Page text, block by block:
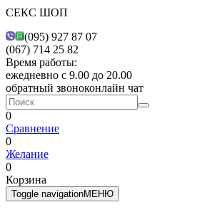
СЕКС ШОП
(095) 927 87 07
(067) 714 25 82
Время работы:
ежедневно с 9.00 до 20.00
обратный звоноконлайн чат
0
Сравнение
0
Желание
0
Корзина
Toggle navigationМЕНЮ